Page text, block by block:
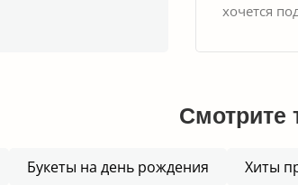
хочется
Смотрите
Букеты на день рождения Хиты